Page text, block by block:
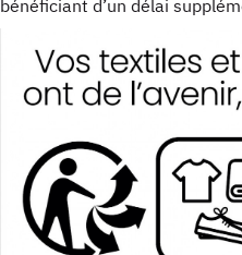
bénéficiant d’un délai